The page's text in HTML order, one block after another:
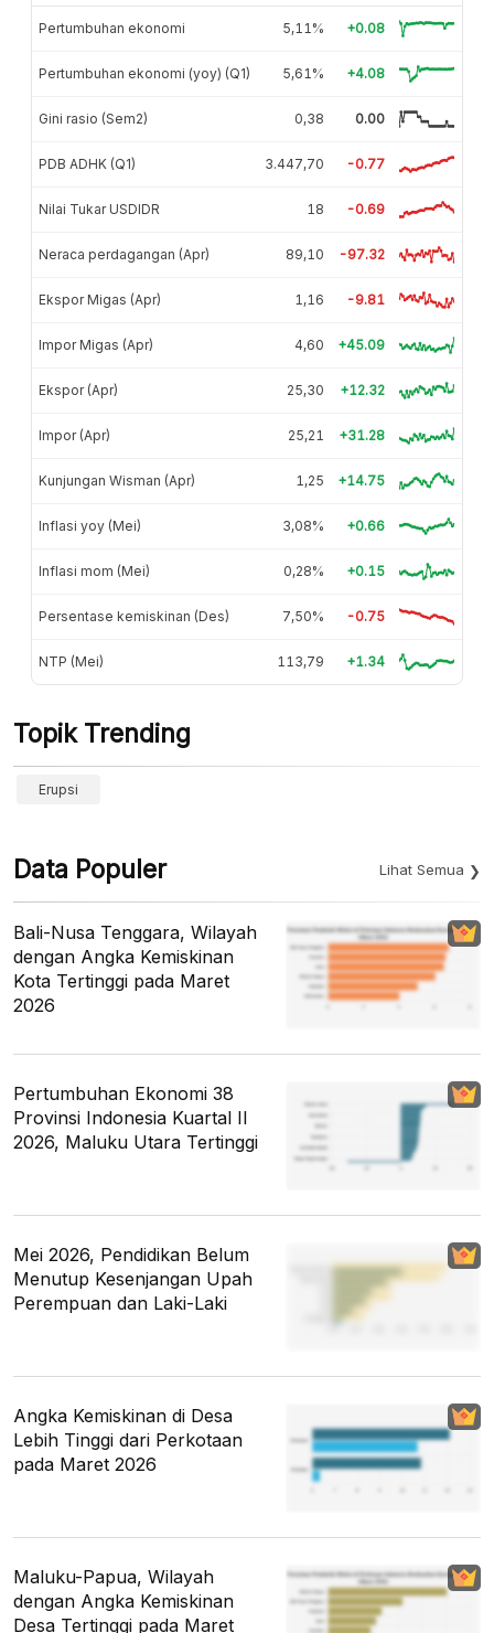
Pertumbuhan ekonomi 5,11% +0.08
Pertumbuhan ekonomi (yoy) (Q1) 5,61% +4.08
Gini rasio (Sem2) 0,38 0.00
PDB ADHK (Q1) 3.447,70 -0.77
Nilai Tukar USDIDR 18 -0.69
Neraca perdagangan (Apr) 89,10 -97.32
Ekspor Migas (Apr) 1,16 -9.81
Impor Migas (Apr) 4,60 +45.09
Ekspor (Apr) 25,30 +12.32
Impor (Apr) 25,21 +31.28
Kunjungan Wisman (Apr) 1,25 +14.75
Inflasi yoy (Mei) 3,08% +0.66
Inflasi mom (Mei) 0,28% +0.15
Persentase kemiskinan (Des) 7,50% -0.75
NTP (Mei) 113,79 +1.34
Topik Trending
Erupsi
Data Populer Lihat Semua
Bali-Nusa Tenggara, Wilayah
dengan Angka Kemiskinan
Kota Tertinggi pada Maret
2026
Pertumbuhan Ekonomi 38
Provinsi Indonesia Kuartal II
2026, Maluku Utara Tertinggi
Mei 2026, Pendidikan Belum
Menutup Kesenjangan Upah
Perempuan dan Laki-Laki
Angka Kemiskinan di Desa
Lebih Tinggi dari Perkotaan
pada Maret 2026
Maluku-Papua, Wilayah
dengan Angka Kemiskinan
Desa Tertinggi pada Maret